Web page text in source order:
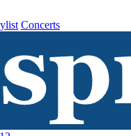
Concerts